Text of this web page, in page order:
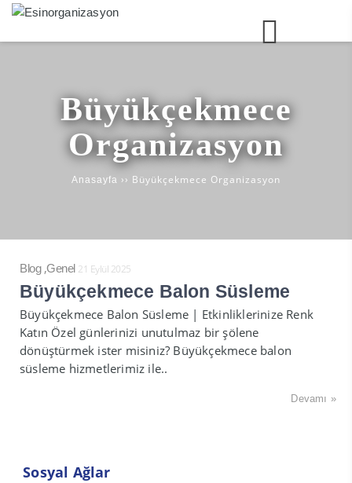
Büyükçekmece
Organizasyon
Anasayfa ›› Büyükçekmece Organizasyon
Blog,Genel 21 Eylül 2025
Büyükçekmece Balon Süsleme
Büyükçekmece Balon Süsleme | Etkinliklerinize Renk
Katın Özel günlerinizi unutulmaz bir şölene
dönüştürmek ister misiniz? Büyükçekmece balon
süsleme hizmetlerimiz ile..
Devamı »
Sosyal Ağlar